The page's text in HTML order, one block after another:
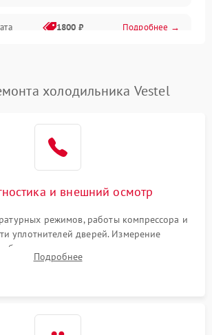
1800 ₽ Подробнее →
No Frost 2600 ₽ Подробнее →
2000 ₽ Подробнее →
1000 ₽
1800 ₽
холодильника Vestel
и внешний осмотр
режимов, работы компрессора и
уплотнителей дверей. Измерение
обмоток мотора, проверка термостата и
ошибок с электронного дисплея.
Подробнее